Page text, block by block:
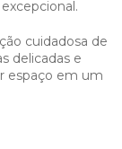
cuidadosa de
delicadas e
espaço em um